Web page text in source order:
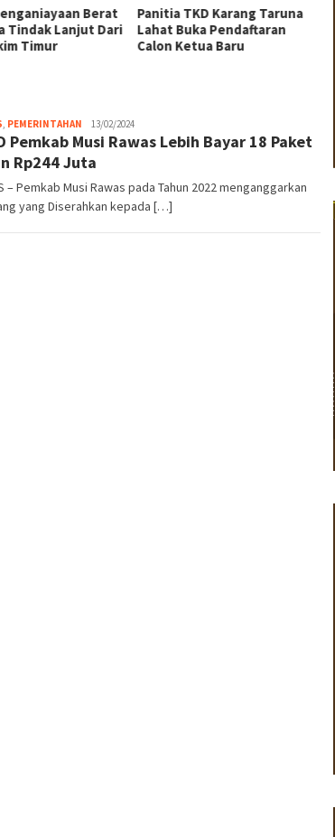
Berat
Tindak Lanjut Dari
Timur
Panitia TKD Karang Taruna
Lahat Buka Pendaftaran
Calon Ketua Baru
, PEMERINTAHAN detiklinggau@gmail.com
13/02/2024
Pemkab Musi Rawas Lebih Bayar 18 Paket
Rp244 Juta
– Pemkab Musi Rawas pada Tahun 2022 menganggarkan
yang Diserahkan kepada […]